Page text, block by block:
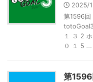
2025/
第1596
１ ３ 2
０ １ 5 ...
第